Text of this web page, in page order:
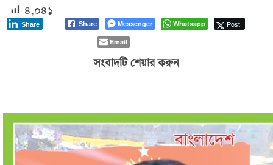
৪,০৪১
Share Messenger Whatsapp Post
Share
Email
সংবাদটি শেয়ার করুন